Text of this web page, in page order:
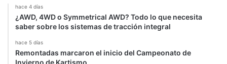
hace 4 días
¿AWD, 4WD o Symmetrical AWD? Todo lo que necesita
saber sobre los sistemas de tracción integral
hace 5 días
Remontadas marcaron el inicio del Campeonato de
Invierno de Kartismo